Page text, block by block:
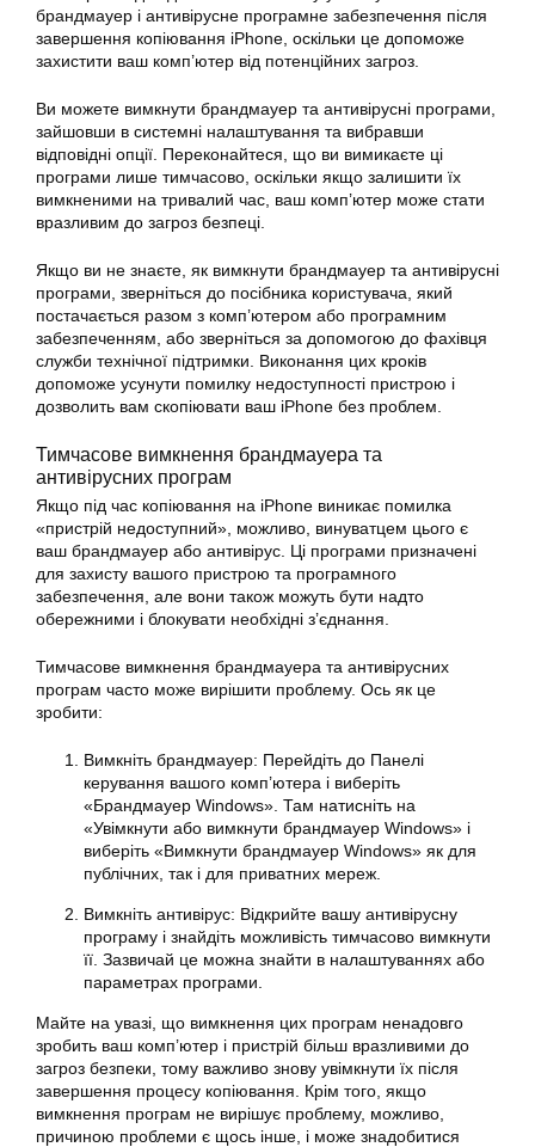
брандмауер і антивірусне програмне забезпечення після
завершення копіювання iPhone, оскільки це допоможе
захистити ваш комп’ютер від потенційних загроз.
Ви можете вимкнути брандмауер та антивірусні програми,
зайшовши в системні налаштування та вибравши
відповідні опції. Переконайтеся, що ви вимикаєте ці
програми лише тимчасово, оскільки якщо залишити їх
вимкненими на тривалий час, ваш комп’ютер може стати
вразливим до загроз безпеці.
Якщо ви не знаєте, як вимкнути брандмауер та антивірусні
програми, зверніться до посібника користувача, який
постачається разом з комп’ютером або програмним
забезпеченням, або зверніться за допомогою до фахівця
служби технічної підтримки. Виконання цих кроків
допоможе усунути помилку недоступності пристрою і
дозволить вам скопіювати ваш iPhone без проблем.
Тимчасове вимкнення брандмауера та
антивірусних програм
Якщо під час копіювання на iPhone виникає помилка
«пристрій недоступний», можливо, винуватцем цього є
ваш брандмауер або антивірус. Ці програми призначені
для захисту вашого пристрою та програмного
забезпечення, але вони також можуть бути надто
обережними і блокувати необхідні з’єднання.
Тимчасове вимкнення брандмауера та антивірусних
програм часто може вирішити проблему. Ось як це
зробити:
Вимкніть брандмауер: Перейдіть до Панелі
керування вашого комп’ютера і виберіть
«Брандмауер Windows». Там натисніть на
«Увімкнути або вимкнути брандмауер Windows» і
виберіть «Вимкнути брандмауер Windows» як для
публічних, так і для приватних мереж.
Вимкніть антивірус: Відкрийте вашу антивірусну
програму і знайдіть можливість тимчасово вимкнути
її. Зазвичай це можна знайти в налаштуваннях або
параметрах програми.
Майте на увазі, що вимкнення цих програм ненадовго
зробить ваш комп’ютер і пристрій більш вразливими до
загроз безпеки, тому важливо знову увімкнути їх після
завершення процесу копіювання. Крім того, якщо
вимкнення програм не вирішує проблему, можливо,
причиною проблеми є щось інше, і може знадобитися